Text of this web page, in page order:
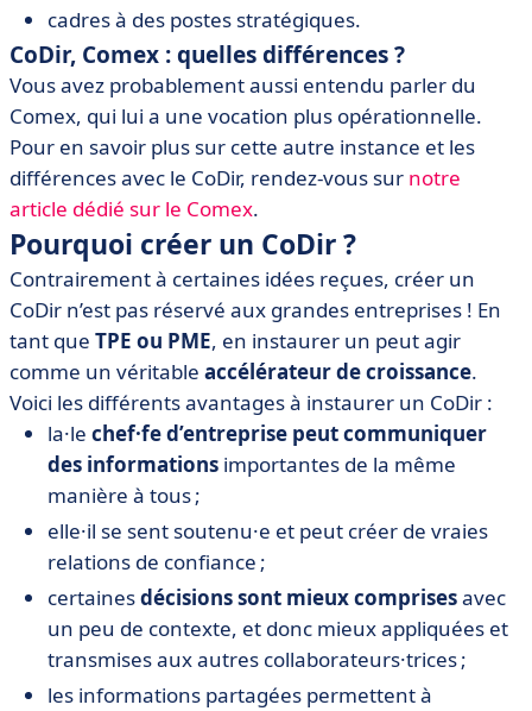
cadres à des postes stratégiques.
CoDir, Comex : quelles différences ?
Vous avez probablement aussi entendu parler du
Comex, qui lui a une vocation plus opérationnelle.
Pour en savoir plus sur cette autre instance et les
différences avec le CoDir, rendez-vous sur notre
article dédié sur le Comex.
Pourquoi créer un CoDir ?
Contrairement à certaines idées reçues, créer un
CoDir n’est pas réservé aux grandes entreprises ! En
tant que TPE ou PME, en instaurer un peut agir
comme un véritable accélérateur de croissance.
Voici les différents avantages à instaurer un CoDir :
la·le chef·fe d’entreprise peut communiquer
des informations importantes de la même
manière à tous ;
elle·il se sent soutenu·e et peut créer de vraies
relations de confiance ;
certainesdécisions sont mieux comprisesavec
un peu de contexte, et donc mieux appliquées et
transmises aux autres collaborateurs·trices ;
les informations partagées permettent à